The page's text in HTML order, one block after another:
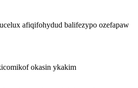
afiqifohydud balifezypo ozefapaw
okasin ykakim